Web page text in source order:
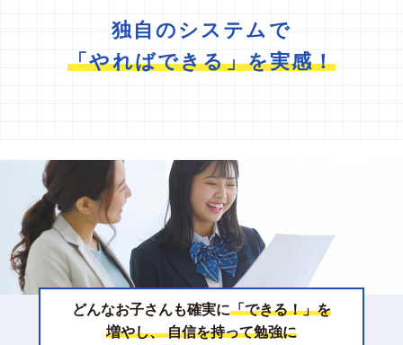
独自のシステムで
「やればできる」を実感！
どんなお子さんも確実に「できる！」を
増やし、自信を持って勉強に